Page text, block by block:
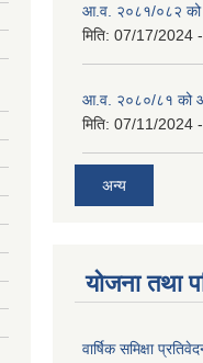
आ.व. २०८१/०८२ को
मिति: 07/17/2024
आ.व. २०८०/८१ को
मिति: 07/11/2024
अन्य
योजना तथा
वार्षिक समिक्षा